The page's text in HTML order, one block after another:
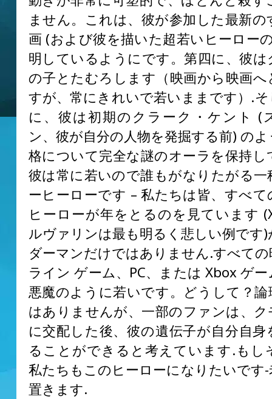
ません。これは、彼が参加した最新
画 (および彼を描いた超若いヒーロー
明しているようにです。第四に、彼
の子とたむろします（映画から映画へ
すが、常にきれいで若いままです）.
に、彼は初期のクラーク・ケント (
ン、彼が自分の人物を発掘する前) の
格について完全な謎のオーラを保持し
彼は常に若いので誰もがなりたがる一
ーヒーローです – 私たちは皆、すべ
ヒーローが年をとるのを見ています
ルヴァリンは最も明るく悲しい例です
ダーマンだけではありません.すべて
ライン ゲーム、PC、または Xbox ゲ
悪魔のように若いです。どうして？論
はありませんが、一部のファンは、
に交配した後、彼の遺伝子が自分自
ることができると考えています.もし
私たちもこのヒーローになりたいです
置きます.